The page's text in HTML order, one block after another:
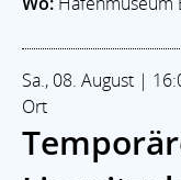
Sa., 08. August |
Ort